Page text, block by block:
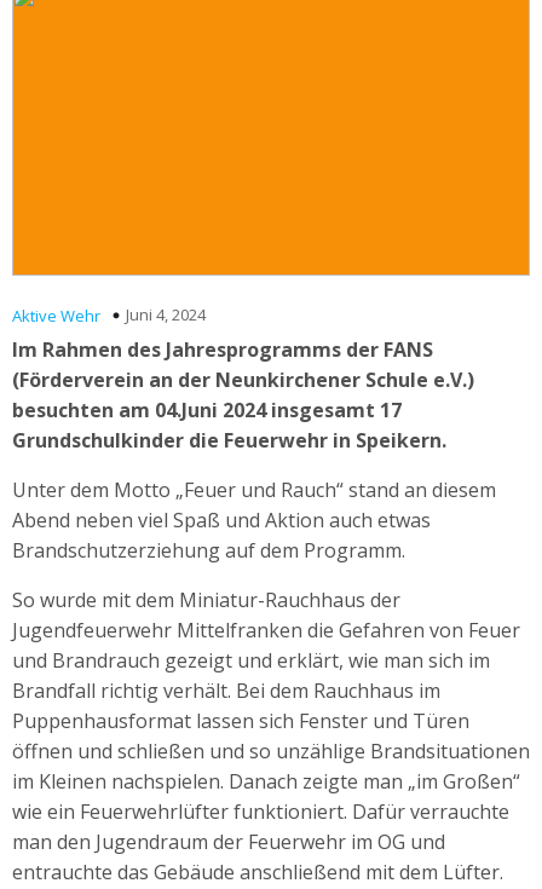
Aktive Wehr Juni 4, 2024
Im Rahmen des Jahresprogramms der FANS
(Förderverein an der Neunkirchener Schule e.V.)
besuchten am 04.Juni 2024 insgesamt 17
Grundschulkinder die Feuerwehr in Speikern.
Unter dem Motto „Feuer und Rauch“ stand an diesem
Abend neben viel Spaß und Aktion auch etwas
Brandschutzerziehung auf dem Programm.
So wurde mit dem Miniatur-Rauchhaus der
Jugendfeuerwehr Mittelfranken die Gefahren von Feuer
und Brandrauch gezeigt und erklärt, wie man sich im
Brandfall richtig verhält. Bei dem Rauchhaus im
Puppenhausformat lassen sich Fenster und Türen
öffnen und schließen und so unzählige Brandsituationen
im Kleinen nachspielen. Danach zeigte man „im Großen“
wie ein Feuerwehrlüfter funktioniert. Dafür verrauchte
man den Jugendraum der Feuerwehr im OG und
entrauchte das Gebäude anschließend mit dem Lüfter.